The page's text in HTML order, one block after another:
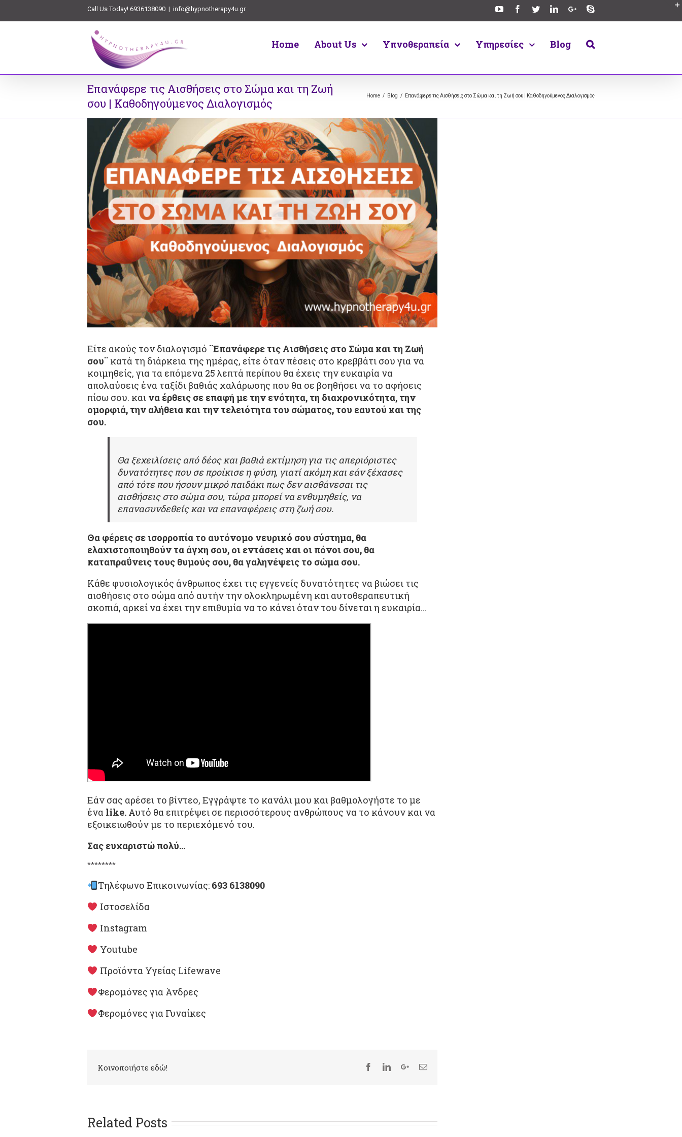
Call Us Today! 6936138090 | info@hypnotherapy4u.gr
Home About Us Υπνοθεραπεία Υπηρεσίες Blog
Επανάφερε τις Αισθήσεις στο Σώμα και τη Ζωή
σου | Καθοδηγούμενος Διαλογισμός
Home / Blog / Επανάφερε τις Αισθήσεις στο Σώμα και τη Ζωή σου | Καθοδηγούμενος Διαλογισμός
Είτε ακούς τον διαλογισμό ¨Επανάφερε τις Αισθήσεις στο Σώμα και τη Ζωή
σου¨ κατά τη διάρκεια της ημέρας, είτε όταν πέσεις στο κρεββάτι σου για να
κοιμηθείς, για τα επόμενα 25 λεπτά περίπου θα έχεις την ευκαιρία να
απολαύσεις ένα ταξίδι βαθιάς χαλάρωσης που θα σε βοηθήσει να το αφήσεις
πίσω σου. και να έρθεις σε επαφή με την ενότητα, τη διαχρονικότητα, την
ομορφιά, την αλήθεια και την τελειότητα του σώματος, του εαυτού και της
σου.
Θα ξεχειλίσεις από δέος και βαθιά εκτίμηση για τις απεριόριστες
δυνατότητες που σε προίκισε η φύση, γιατί ακόμη και εάν ξέχασες
από τότε που ήσουν μικρό παιδάκι πως δεν αισθάνεσαι τις
αισθήσεις στο σώμα σου, τώρα μπορεί να ενθυμηθείς, να
επανασυνδεθείς και να επαναφέρεις στη ζωή σου.
Θα φέρεις σε ισορροπία το αυτόνομο νευρικό σου σύστημα, θα
ελαχιστοποιηθούν τα άγχη σου, οι εντάσεις και οι πόνοι σου, θα
καταπραΰνεις τους θυμούς σου, θα γαληνέψεις το σώμα σου.
Κάθε φυσιολογικός άνθρωπος έχει τις εγγενείς δυνατότητες να βιώσει τις
αισθήσεις στο σώμα από αυτήν την ολοκληρωμένη και αυτοθεραπευτική
σκοπιά, αρκεί να έχει την επιθυμία να το κάνει όταν του δίνεται η ευκαιρία…
Εάν σας αρέσει το βίντεο, Εγγράψτε το κανάλι μου και βαθμολογήστε το με
ένα like. Αυτό θα επιτρέψει σε περισσότερους ανθρώπους να το κάνουν και να
εξοικειωθούν με το περιεχόμενό του.
Σας ευχαριστώ πολύ…
********
Τηλέφωνο Επικοινωνίας: 693 6138090
Ιστοσελίδα
Instagram
Youtube
Προϊόντα Υγείας Lifewave
Φερομόνες για Άνδρες
Φερομόνες για Γυναίκες
Kοινοποιήστε εδώ!
Related Posts